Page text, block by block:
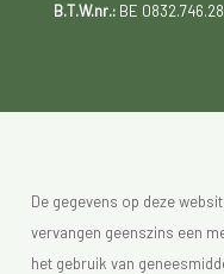
B.T.W.nr.:BE
De gegevens op deze
vervangen geenszins een
het gebruik van